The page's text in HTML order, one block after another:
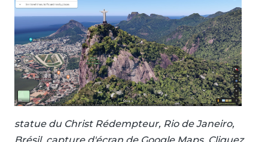
statue du Christ Rédempteur, Rio de Janeiro,